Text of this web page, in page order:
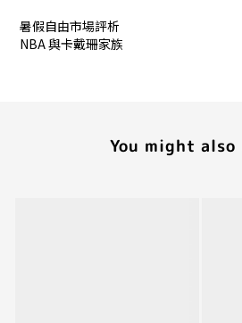
暑假自由市場評析
NBA 與卡戴珊家族
You might